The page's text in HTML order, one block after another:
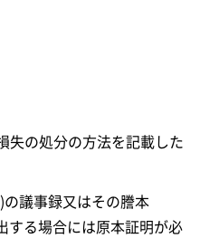
失の処分の方法を記載した
の議事録又はその謄本
する場合には原本証明が必